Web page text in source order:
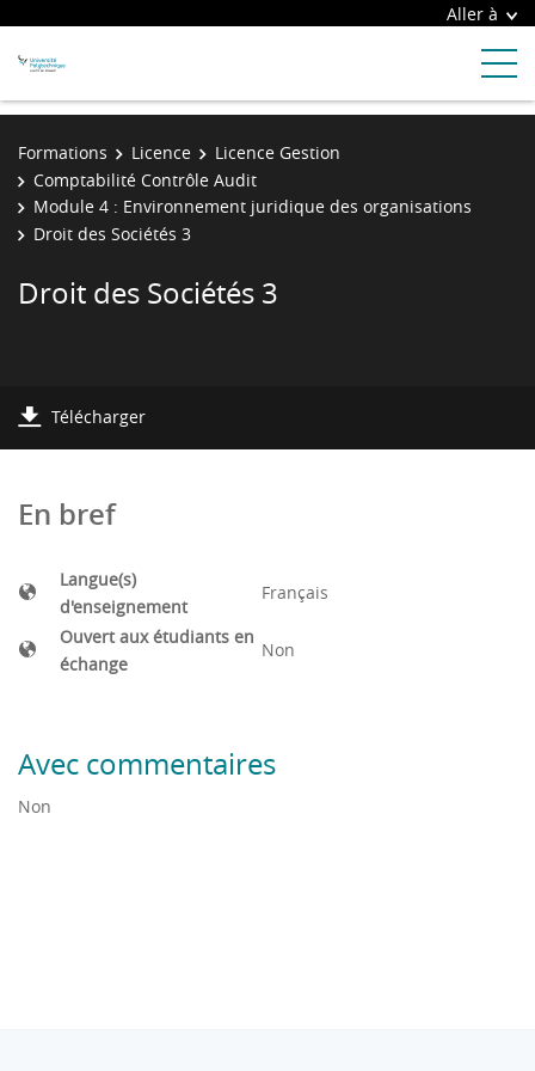
Aller à
Formations Licence
Licence Gestion
Comptabilité Contrôle Audit
Module 4 : Environnement juridique des organisations
Droit des Sociétés 3
Droit des Sociétés 3
Télécharger
En bref
Langue(s)
d'enseignement
Français
Ouvert aux étudiants en
échange
Non
Avec commentaires
Non